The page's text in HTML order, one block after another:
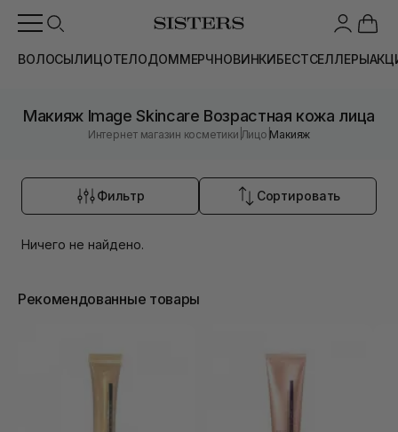
ВОЛОСЫЛИЦОТЕЛОДОММЕРЧНОВИНКИБЕСТСЕЛЛЕРЫ
Макияж Image Skincare Возрастная кожа лица
Интернет магазин косметики Лицо |Макияж
Фильтр Сортировать
Ничего не найдено.
Рекомендованные товары